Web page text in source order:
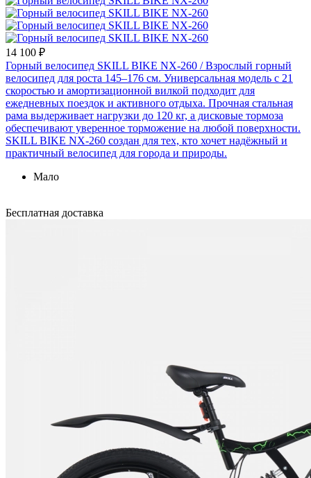
14 100 ₽
Горный велосипед SKILL BIKE NX-260 / Взрослый горный
велосипед для роста 145–176 см. Универсальная модель с 21
скоростью и амортизационной вилкой подходит для
ежедневных поездок и активного отдыха. Прочная стальная
рама выдерживает нагрузки до 120 кг, а дисковые тормоза
обеспечивают уверенное торможение на любой поверхности.
SKILL BIKE NX-260 создан для тех, кто хочет надёжный и
практичный велосипед для города и природы.
Мало
Бесплатная доставка